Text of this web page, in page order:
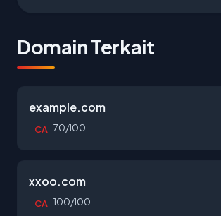
Domain Terkait
example.com
CA 70/100
xxoo.com
CA 100/100